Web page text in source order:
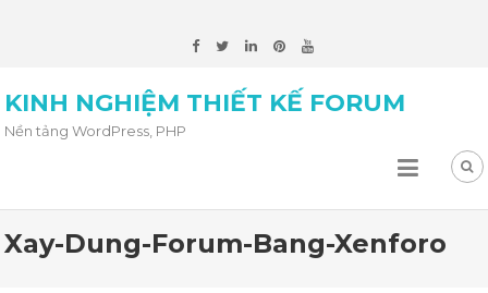
KINH NGHIỆM THIẾT KẾ FORUM
Nền tảng WordPress, PHP
Xay-Dung-Forum-Bang-Xenforo